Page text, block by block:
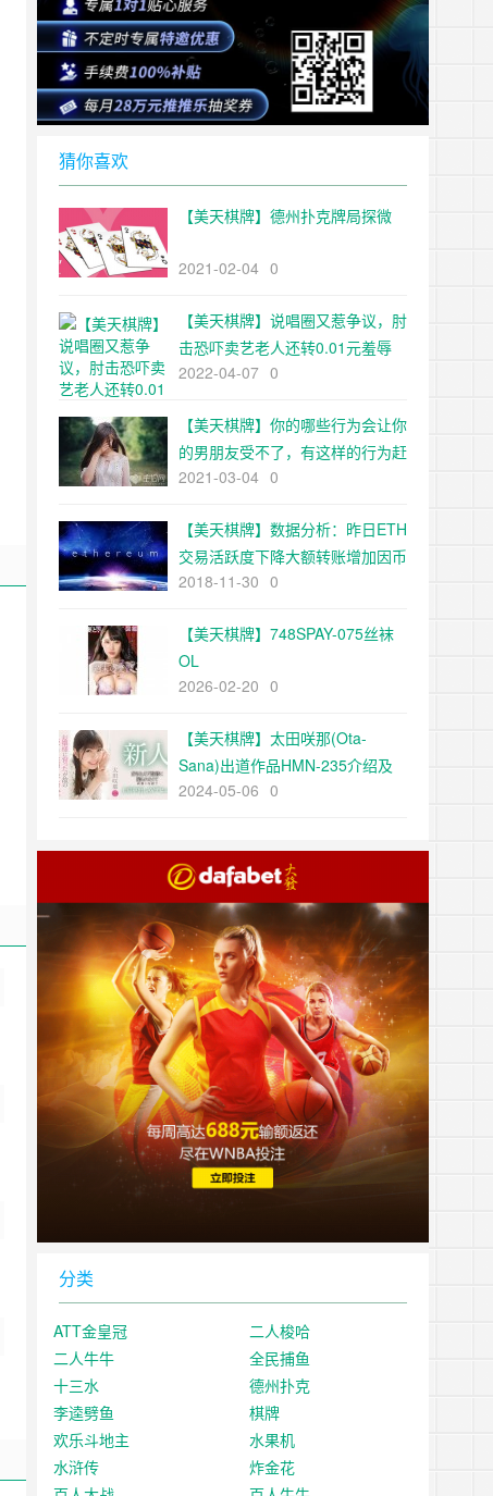
猜你喜欢
【美天棋牌】德州扑克牌局探微
2021-02-04 0
【美天棋牌】说唱圈又惹争议，肘
击恐吓卖艺老人还转0.01元羞辱
2022-04-07 0
【美天棋牌】你的哪些行为会让你
的男朋友受不了，有这样的行为赶
紧改过来，不要走到分手的地步
2021-03-04 0
【美天棋牌】数据分析：昨日ETH
交易活跃度下降大额转账增加因币
安更换冷钱
2018-11-30 0
【美天棋牌】748SPAY-075丝袜
OL
2026-02-20 0
【美天棋牌】太田咲那(Ota-
Sana)出道作品HMN-235介绍及
封面预览
2024-05-06 0
分类
ATT金皇冠
二人梭哈
二人牛牛
全民捕鱼
十三水
德州扑克
李逵劈鱼
棋牌
欢乐斗地主
水果机
水浒传
炸金花